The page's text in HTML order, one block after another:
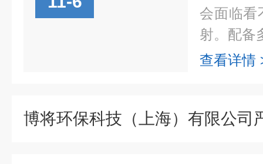
会面临
射。配备
查看详情
博将环保科技（上海）有限公司